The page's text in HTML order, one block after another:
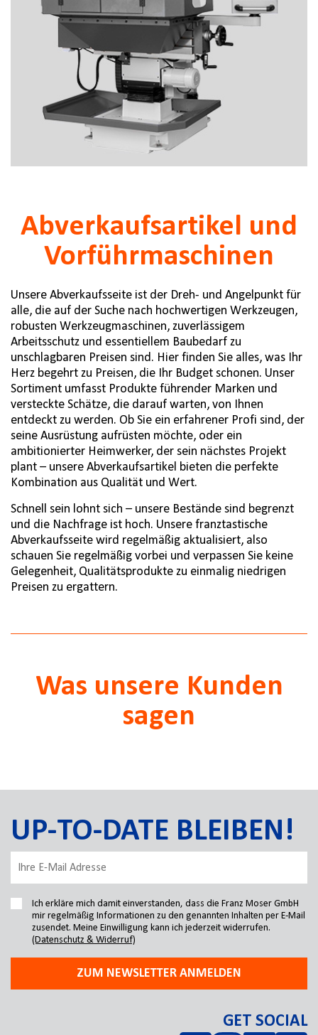
Abverkaufsartikel und
Vorführmaschinen
Unsere Abverkaufsseite ist der Dreh- und Angelpunkt für
alle, die auf der Suche nach hochwertigen Werkzeugen,
robusten Werkzeugmaschinen, zuverlässigem
Arbeitsschutz und essentiellem Baubedarf zu
unschlagbaren Preisen sind. Hier finden Sie alles, was Ihr
Herz begehrt zu Preisen, die Ihr Budget schonen. Unser
Sortiment umfasst Produkte führender Marken und
versteckte Schätze, die darauf warten, von Ihnen
entdeckt zu werden. Ob Sie ein erfahrener Profi sind, der
seine Ausrüstung aufrüsten möchte, oder ein
ambitionierter Heimwerker, der sein nächstes Projekt
plant – unsere Abverkaufsartikel bieten die perfekte
Kombination aus Qualität und Wert.
Schnell sein lohnt sich – unsere Bestände sind begrenzt
und die Nachfrage ist hoch. Unsere franztastische
Abverkaufsseite wird regelmäßig aktualisiert, also
schauen Sie regelmäßig vorbei und verpassen Sie keine
Gelegenheit, Qualitätsprodukte zu einmalig niedrigen
Preisen zu ergattern.
Was unsere Kunden
sagen
UP-TO-DATE BLEIBEN!
Ich erkläre mich damit einverstanden, dass die Franz Moser GmbH
mir regelmäßig Informationen zu den genannten Inhalten per E-Mail
zusendet. Meine Einwilligung kann ich jederzeit widerrufen.
(Datenschutz & Widerruf)
ZUM NEWSLETTER ANMELDEN
GET SOCIAL